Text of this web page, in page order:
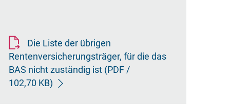
Die Liste der übrigen
Rentenversicherungsträger, für die das
BAS nicht zuständig ist (PDF /
102,70 KB)